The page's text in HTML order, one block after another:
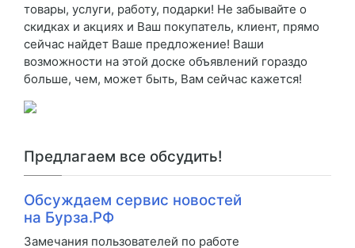
товары, услуги, работу, подарки! Не забывайте о
скидках и акциях и Ваш покупатель, клиент, прямо
сейчас найдет Ваше предложение! Ваши
возможности на этой доске объявлений гораздо
больше, чем, может быть, Вам сейчас кажется!
Предлагаем все обсудить!
Обсуждаем сервис новостей
на Бурза.РФ
Замечания пользователей по работе